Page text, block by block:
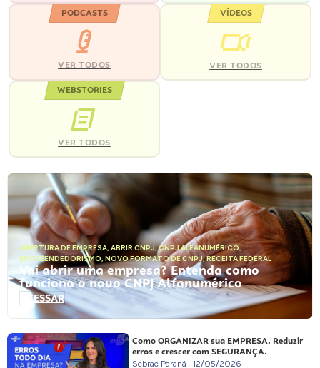
PODCASTS
VER TODOS
VÍDEOS
VER TODOS
WEBSTORIES
VER TODOS
ABERTURA DE EMPRESA, ABRIR CNPJ,CNPJ ALFANUMÉRICO,
EMPREENDEDORISMO, NOVO FORMATO DE CNPJ,RECEITA FEDERAL
Vai abrir uma empresa? Entenda como
funciona o novo CNPJ Alfanumérico
ACESSAR
Como ORGANIZAR sua EMPRESA. Reduzir
erros e crescer com SEGURANÇA.
Sebrae Paraná 12/05/2026